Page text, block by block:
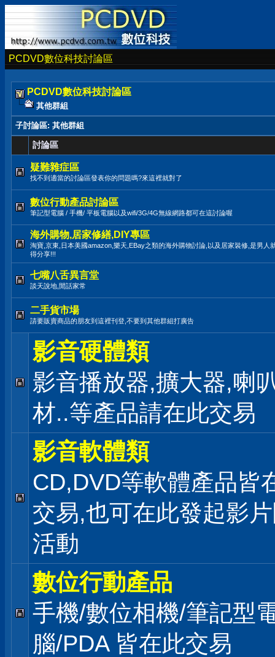
PCDVD數位科技討論區
PCDVD數位科技討論區
其他群組
子討論區: 其他群組
討論區
疑難雜症區
找不到適當的討論區發表你的問題嗎?來這裡就對了
數位行動產品討論區
筆記型電腦 / 手機/ 平板電腦以及wifi/3G/4G無線網路都可在這討論喔
海外購物,居家修繕,DIY專區
淘寶,京東,日本美國amazon,樂天,EBay之類的海外購物討論,以及居家裝修,是男人
得分享!!!
七嘴八舌異言堂
談天說地,閒話家常
二手貨市場
請要販賣商品的朋友到這裡刊登,不要到其他群組打廣告
影音硬體類
影音播放器,擴大器,喇
材..等產品請在此交易
影音軟體類
CD,DVD等軟體產品皆
交易,也可在此發起影
活動
數位行動產品
手機/數位相機/筆記型
腦/PDA 皆在此交易